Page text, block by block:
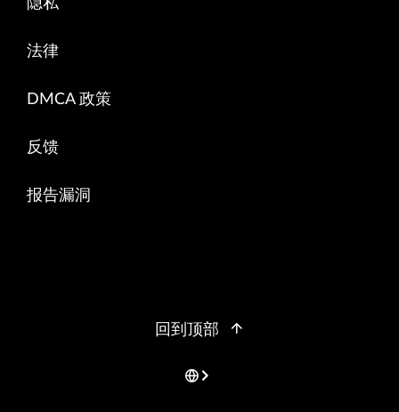
隐私
法律
DMCA 政策
反馈
报告漏洞
回到顶部